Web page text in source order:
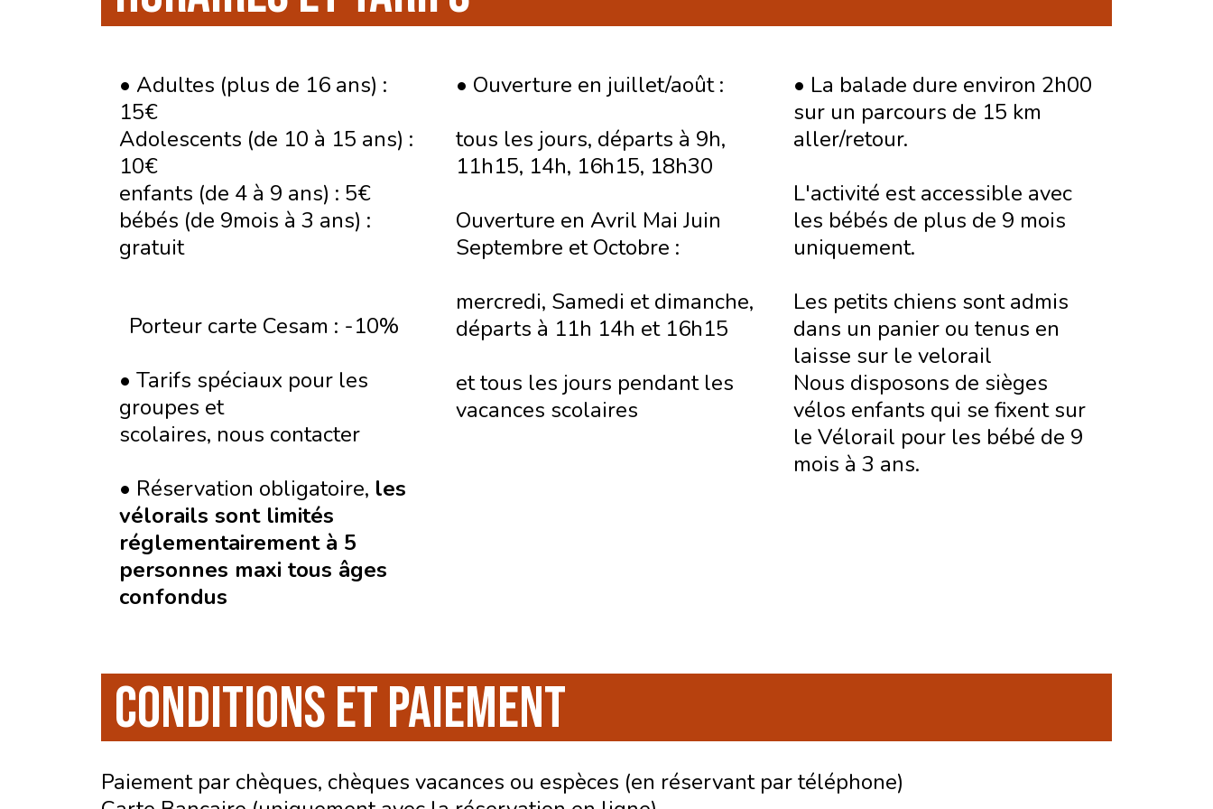
• Adultes (plus de 16 ans) :
15€
Adolescents (de 10 à 15 ans) :
10€
enfants (de 4 à 9 ans) : 5€
bébés (de 9mois à 3 ans) :
gratuit
Porteur carte Cesam : -10%
• Tarifs spéciaux pour les
groupes et
scolaires, nous contacter
• Réservation obligatoire, les
vélorails sont limités
réglementairement à 5
personnes maxi tous âges
confondus
• Ouverture en juillet/août :
tous les jours, départs à 9h,
11h15, 14h, 16h15, 18h30
Ouverture en Avril Mai Juin
Septembre et Octobre :
mercredi, Samedi et dimanche,
départs à 11h 14h et 16h15
et tous les jours pendant les
vacances scolaires
• La balade dure environ 2h00
sur un parcours de 15 km
aller/retour.
L'activité est accessible avec
les bébés de plus de 9 mois
uniquement.
Les petits chiens sont admis
dans un panier ou tenus en
laisse sur le velorail
Nous disposons de sièges
vélos enfants qui se fixent sur
le Vélorail pour les bébé de 9
mois à 3 ans.
CONDITIONS ET PAIEMENT
Paiement par chèques, chèques vacances ou espèces (en réservant par téléphone)